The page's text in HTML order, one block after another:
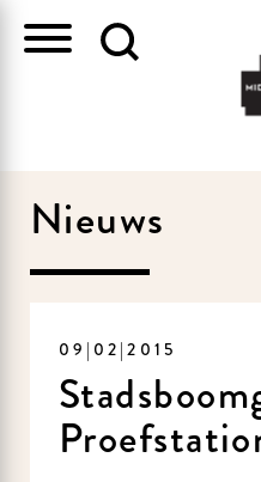
Nieuws
09|02|2015